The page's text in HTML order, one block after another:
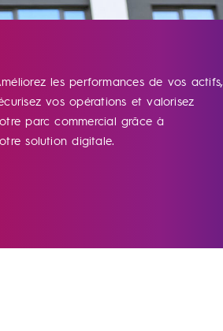
les performances de vos actifs,
vos opérations et valorisez
parc commercial grâce à
solution digitale.